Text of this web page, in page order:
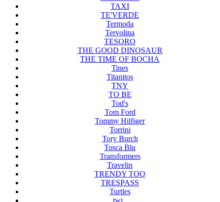
TAXI
TE'VERDE
Termoda
Tervolina
TESORO
THE GOOD DINOSAUR
THE TIME OF BOCHA
Tines
Titanitos
TNY
TO BE
Tod's
Tom Ford
Tommy Hilfiger
Torrini
Tory Burch
Tosca Blu
Transformers
Travelin
TRENDY TOO
TRESPASS
Turtles